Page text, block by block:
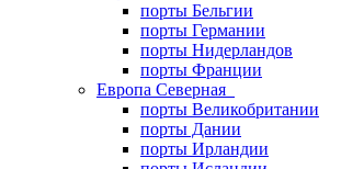
порты Бельгии
порты Германии
порты Нидерландов
порты Франции
Европа Северная
порты Великобритании
порты Дании
порты Ирландии